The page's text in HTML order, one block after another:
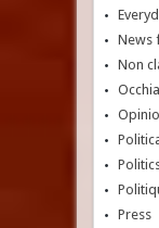
News
Non
Press